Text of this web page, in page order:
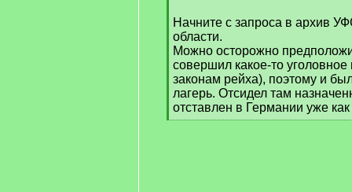
]
Начните с запроса в архив
области.
Можно осторожно
совершил какое-то уголовное
законам рейха), поэтому и
лагерь. Отсидел там
отставлен в Германии уже как
[